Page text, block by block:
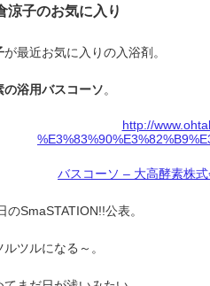
涼子のお気に入り
が最近お気に入りの入浴剤。
の浴用バスコーソ。
バスコーソ – 大高酵素株
のSmaSTATION!!公表。
ツルになる～。